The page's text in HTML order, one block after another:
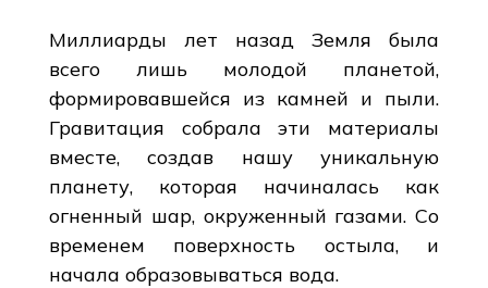
Миллиарды лет назад Земля была
всего лишь молодой планетой,
формировавшейся из камней и пыли.
Гравитация собрала эти материалы
вместе, создав нашу уникальную
планету, которая начиналась как
огненный шар, окруженный газами. Со
временем поверхность остыла, и
начала образовываться вода.